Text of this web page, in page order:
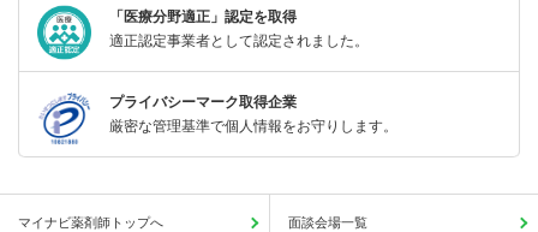
「医療分野適正」認定を取得
適正認定事業者として認定されました。
プライバシーマーク取得企業
厳密な管理基準で個人情報をお守りします。
マイナビ薬剤師トップへ 面談会場一覧